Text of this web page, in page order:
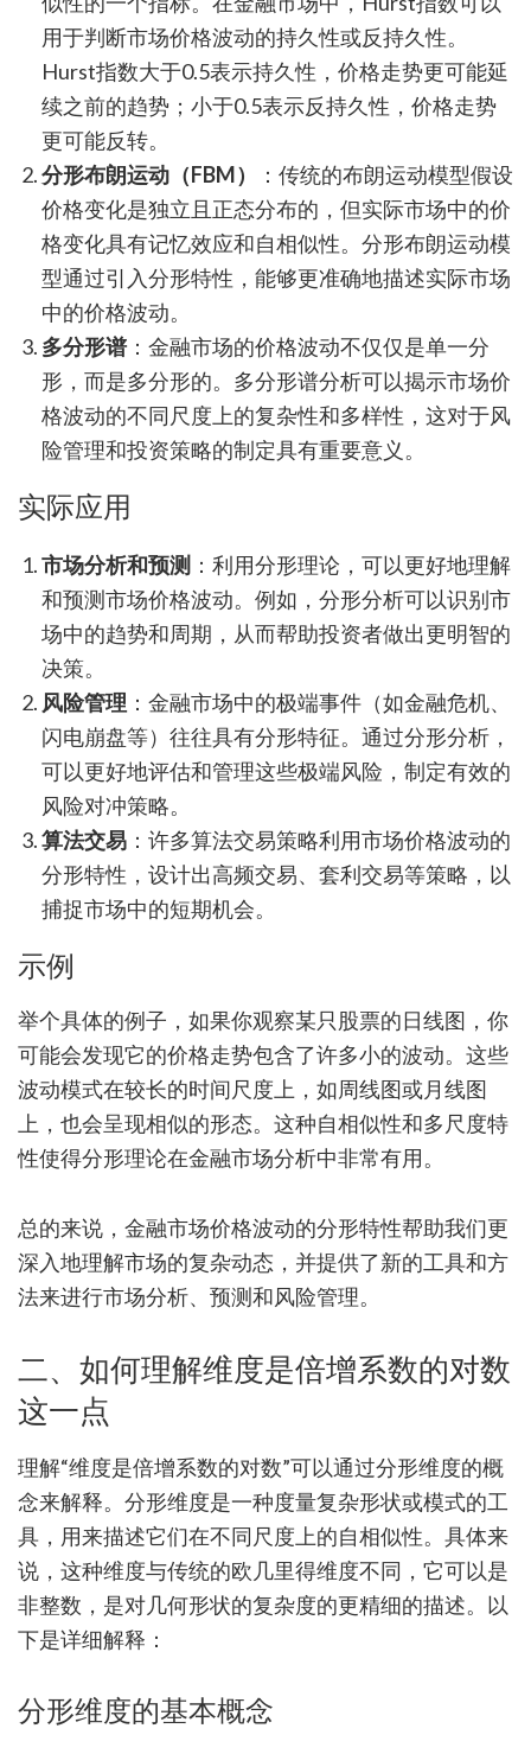
用于判断市场价格波动的持久性或反持久性。
Hurst指数大于0.5表示持久性，价格走势更可能延
续之前的趋势；小于0.5表示反持久性，价格走势
更可能反转。
分形布朗运动（FBM）
：传统的布朗运动模型假设
价格变化是独立且正态分布的，但实际市场中的价
格变化具有记忆效应和自相似性。分形布朗运动模
型通过引入分形特性，能够更准确地描述实际市场
中的价格波动。
多分形谱：金融市场的价格波动不仅仅是单一分
形，而是多分形的。多分形谱分析可以揭示市场价
格波动的不同尺度上的复杂性和多样性，这对于风
险管理和投资策略的制定具有重要意义。
实际应用
市场分析和预测 ：利用分形理论，可以更好地理解
和预测市场价格波动。例如，分形分析可以识别市
场中的趋势和周期，从而帮助投资者做出更明智的
决策。
风险管理 ：金融市场中的极端事件（如金融危机、
闪电崩盘等）往往具有分形特征。通过分形分析，
可以更好地评估和管理这些极端风险，制定有效的
风险对冲策略。
算法交易 ：许多算法交易策略利用市场价格波动的
分形特性，设计出高频交易、套利交易等策略，以
捕捉市场中的短期机会。
示例
举个具体的例子，如果你观察某只股票的日线图，你
可能会发现它的价格走势包含了许多小的波动。这些
波动模式在较长的时间尺度上，如周线图或月线图
上，也会呈现相似的形态。这种自相似性和多尺度特
性使得分形理论在金融市场分析中非常有用。
总的来说，金融市场价格波动的分形特性帮助我们更
深入地理解市场的复杂动态，并提供了新的工具和方
法来进行市场分析、预测和风险管理。
二、如何理解维度是倍增系数的对数
这一点
理解“维度是倍增系数的对数”可以通过分形维度的概
念来解释。分形维度是一种度量复杂形状或模式的工
具，用来描述它们在不同尺度上的自相似性。具体来
说，这种维度与传统的欧几里得维度不同，它可以是
非整数，是对几何形状的复杂度的更精细的描述。以
下是详细解释：
分形维度的基本概念